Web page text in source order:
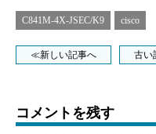
C841M-4X-JSEC/K9 cisco
≪新しい記事へ 古い
コメントを残す